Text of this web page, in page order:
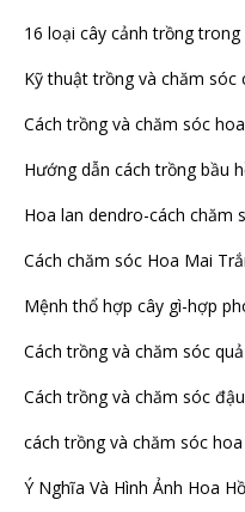
16 loại cây cảnh trồng
Kỹ thuật trồng và chăm sóc
Cách trồng và chăm sóc
Hướng dẫn cách trồng bầu
Hoa lan dendro-cách chăm
Cách chăm sóc Hoa Mai
Mệnh thổ hợp cây gì-hợp
Cách trồng và chăm sóc
Cách trồng và chăm sóc
cách trồng và chăm sóc
Ý Nghĩa Và Hình Ảnh Hoa